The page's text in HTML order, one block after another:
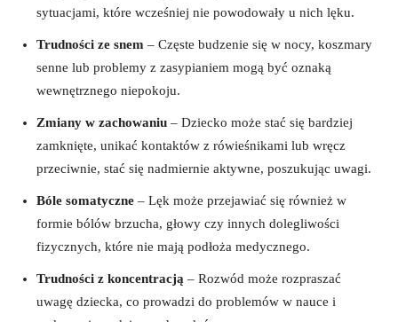
sytuacjami, które⁤ wcześniej nie powodowały u nich ‍lęku.
Trudności ze snem – Częste budzenie⁤ się w nocy, koszmary
senne⁤ lub problemy z zasypianiem mogą być oznaką
wewnętrznego niepokoju.
Zmiany w zachowaniu ​– Dziecko ​może ⁢stać⁢ się bardziej
zamknięte, unikać kontaktów z​ rówieśnikami lub wręcz
przeciwnie, stać ‍się‍ nadmiernie aktywne, poszukując‍ uwagi.
Bóle ‍somatyczne ⁤– ⁤Lęk ⁢może⁣ przejawiać się ⁢również w
formie bólów ‍brzucha,⁤ głowy⁣ czy⁣ innych dolegliwości
fizycznych, które‌ nie mają podłoża‌ medycznego.
Trudności z koncentracją – ⁣Rozwód może rozpraszać
uwagę ⁢dziecka, co prowadzi do problemów w nauce i